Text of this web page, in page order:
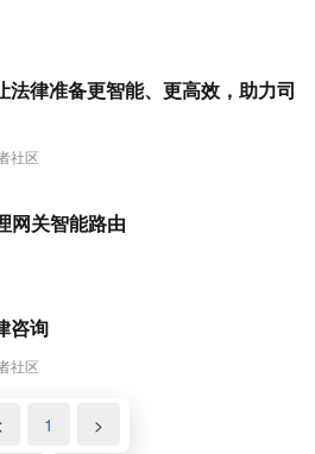
社区
律准备更智能、更高效，助力司
网关智能路由
社区
咨询
1 >